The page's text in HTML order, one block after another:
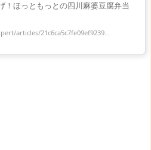
！ほっともっとの四川麻婆豆腐弁当
articles/21c6ca5c7fe09ef9239...